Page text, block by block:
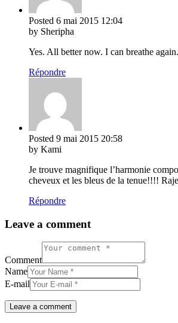
Posted 6 mai 2015 12:04
by Sheripha
Yes. All better now. I can breathe
Répondre
Posted 9 mai 2015 20:58
by Kami
Je trouve magnifique l’harmonie
cheveux et les bleus de la tenue!!!!
Répondre
Leave a comment
Comment
Name
E-mail